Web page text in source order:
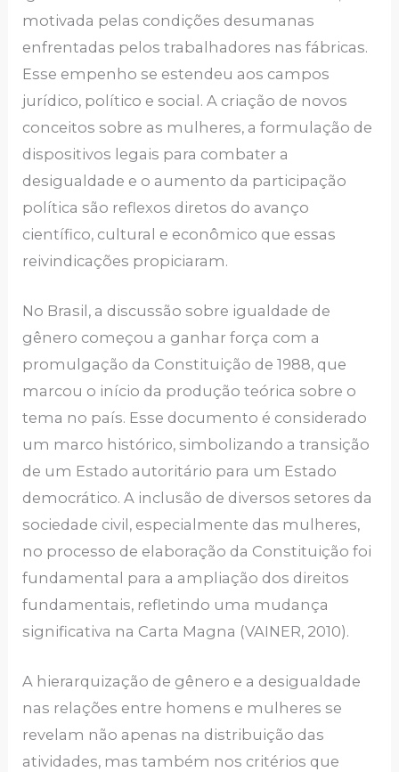
motivada pelas condições desumanas
enfrentadas pelos trabalhadores nas fábricas.
Esse empenho se estendeu aos campos
jurídico, político e social. A criação de novos
conceitos sobre as mulheres, a formulação de
dispositivos legais para combater a
desigualdade e o aumento da participação
política são reflexos diretos do avanço
científico, cultural e econômico que essas
reivindicações propiciaram.
No Brasil, a discussão sobre igualdade de
gênero começou a ganhar força com a
promulgação da Constituição de 1988, que
marcou o início da produção teórica sobre o
tema no país. Esse documento é considerado
um marco histórico, simbolizando a transição
de um Estado autoritário para um Estado
democrático. A inclusão de diversos setores da
sociedade civil, especialmente das mulheres,
no processo de elaboração da Constituição foi
fundamental para a ampliação dos direitos
fundamentais, refletindo uma mudança
significativa na Carta Magna (VAINER, 2010).
A hierarquização de gênero e a desigualdade
nas relações entre homens e mulheres se
revelam não apenas na distribuição das
atividades, mas também nos critérios que